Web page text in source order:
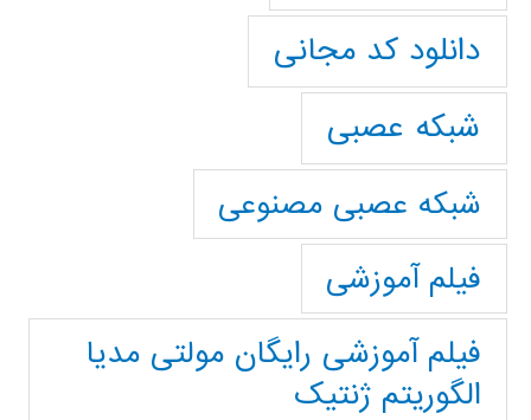
دانلود کد مجانی
شبکه عصبی
شبکه عصبی مصنوعی
فیلم آموزشی
فیلم آموزشی رایگان مولتی مدیا
الگوریتم ژنتیک